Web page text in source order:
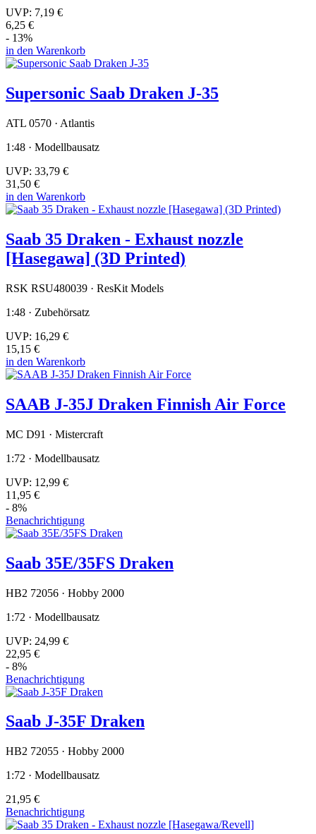
UVP: 7,19 €
6,25 €
- 13%
in den Warenkorb
Supersonic Saab Draken J-35
ATL 0570 · Atlantis
1:48 · Modellbausatz
UVP: 33,79 €
31,50 €
in den Warenkorb
Saab 35 Draken - Exhaust nozzle
[Hasegawa] (3D Printed)
RSK RSU480039 · ResKit Models
1:48 · Zubehörsatz
UVP: 16,29 €
15,15 €
in den Warenkorb
SAAB J-35J Draken Finnish Air Force
MC D91 · Mistercraft
1:72 · Modellbausatz
UVP: 12,99 €
11,95 €
- 8%
Benachrichtigung
Saab 35E/35FS Draken
HB2 72056 · Hobby 2000
1:72 · Modellbausatz
UVP: 24,99 €
22,95 €
- 8%
Benachrichtigung
Saab J-35F Draken
HB2 72055 · Hobby 2000
1:72 · Modellbausatz
21,95 €
Benachrichtigung